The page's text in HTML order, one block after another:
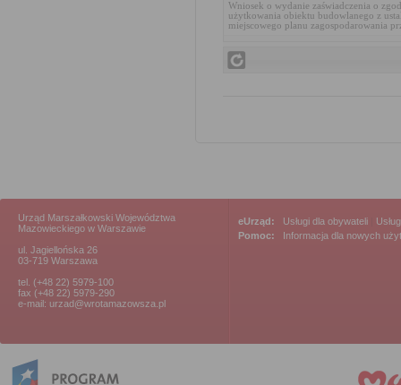
Wniosek o wydanie zaświadczenia o
użytkowania obiektu budowlanego z
miejscowego planu zagospodarowania
Urząd Marszałkowski Województwa
Mazowieckiego w Warszawie
ul. Jagiellońska 26
03-719 Warszawa
tel. (+48 22) 5979-100
fax (+48 22) 5979-290
e-mail: urzad@wrotamazowsza.pl
eUrząd: Usługi dla obywateli
Pomoc:
Informacja dla nowych